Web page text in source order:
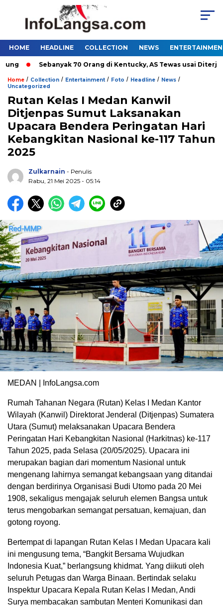
HOME HEADLINE COLLECTION NEWS
Sebanyak 70 Orang di Kentucky, AS Tewas usai Diterjang
Home / Collection / Entertainment/ Foto / Headline / News /
Uncategorized
Rutan Kelas I Medan Kanwil
Ditjenpas Sumut Laksanakan
Upacara Bendera Peringatan Hari
Kebangkitan Nasional ke-117 Tahun
2025
Zulkarnain - Penulis
Rabu, 21 Mei 2025 - 05:14
MEDAN | InfoLangsa.com
Rumah Tahanan Negara (Rutan) Kelas I Medan Kantor
Wilayah (Kanwil) Direktorat Jenderal (Ditjenpas) Sumatera
Utara (Sumut) melaksanakan Upacara Bendera
Peringatan Hari Kebangkitan Nasional (Harkitnas) ke-117
Tahun 2025, pada Selasa (20/05/2025). Upacara ini
merupakan bagian dari momentum Nasional untuk
mengenang lahirnya semangat kebangsaan yang ditandai
dengan berdirinya Organisasi Budi Utomo pada 20 Mei
1908, sekaligus mengajak seluruh elemen Bangsa untuk
terus mengobarkan semangat persatuan, kemajuan, dan
gotong royong.
Bertempat di lapangan Rutan Kelas I Medan Upacara kali
ini mengusung tema, “Bangkit Bersama Wujudkan
Indonesia Kuat,” berlangsung khidmat. Yang diikuti oleh
seluruh Petugas dan Warga Binaan. Bertindak selaku
Inspektur Upacara Kepala Rutan Kelas I Medan, Andi
Surya membacakan sambutan Menteri Komunikasi dan